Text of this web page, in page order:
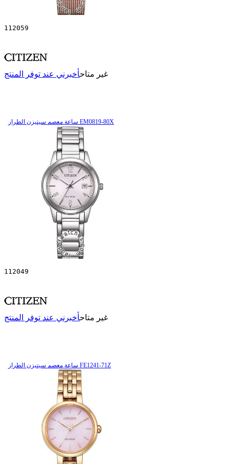
112059
غير متاحأخبرني عند توفر المنتج
ساعة معصم سیتیزن الطراز EM0819-80X
112049
غير متاحأخبرني عند توفر المنتج
ساعة معصم سیتیزن الطراز FE1241-71Z